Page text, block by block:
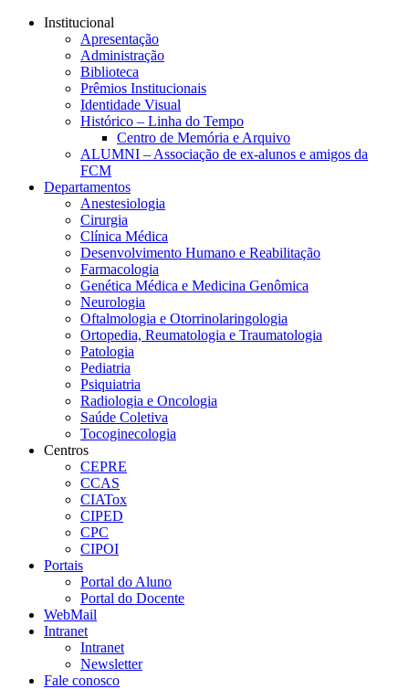
Conteúdo principal
Institucional
Apresentação
Administração
Biblioteca
Prêmios Institucionais
Identidade Visual
Histórico – Linha do Tempo
Centro de Memória e Arquivo
ALUMNI – Associação de ex-alunos e amigos da
FCM
Departamentos
Anestesiologia
Cirurgia
Clínica Médica
Desenvolvimento Humano e Reabilitação
Farmacologia
Genética Médica e Medicina Genômica
Neurologia
Oftalmologia e Otorrinolaringologia
Ortopedia, Reumatologia e Traumatologia
Patologia
Pediatria
Psiquiatria
Radiologia e Oncologia
Saúde Coletiva
Tocoginecologia
Centros
CEPRE
CCAS
CIATox
CIPED
CPC
CIPOI
Portais
Portal do Aluno
Portal do Docente
WebMail
Intranet
Intranet
Newsletter
Fale conosco